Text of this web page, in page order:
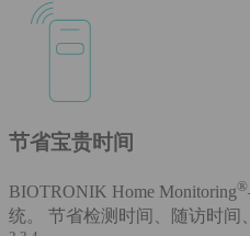
节省宝贵时间
BIOTRONIK Home Monitoring®
统。 节省检测时间、随访时间